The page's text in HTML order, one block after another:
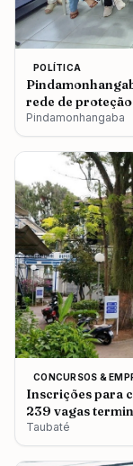
POLÍTICA
rede de
Pindamonhangaba
CONCURSOS &
Inscrições para
239 vagas
Taubaté